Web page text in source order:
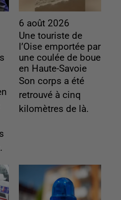
6 août 2026
Une touriste de
l’Oise emportée par
une coulée de boue
en Haute-Savoie
Son corps a été
retrouvé à cinq
kilomètres de là.